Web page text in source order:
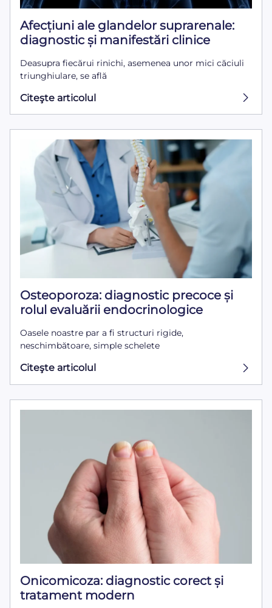
Afecțiuni ale glandelor suprarenale:
diagnostic și manifestări clinice
Deasupra fiecărui rinichi, asemenea unor mici căciuli
triunghiulare, se află
Citeşte articolul
Osteoporoza: diagnostic precoce și
rolul evaluării endocrinologice
Oasele noastre par a fi structuri rigide,
neschimbătoare, simple schelete
Citeşte articolul
Onicomicoza: diagnostic corect și
tratament modern